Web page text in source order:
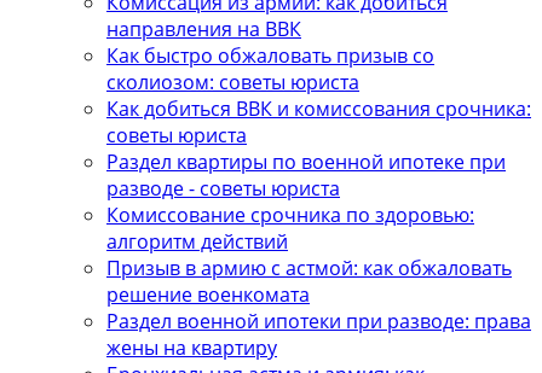
направления на ВВК
Как быстро обжаловать призыв со
сколиозом: советы юриста
Как добиться ВВК и комиссования срочника:
советы юриста
Раздел квартиры по военной ипотеке при
разводе - советы юриста
Комиссование срочника по здоровью:
алгоритм действий
Призыв в армию с астмой: как обжаловать
решение военкомата
Раздел военной ипотеки при разводе: права
жены на квартиру